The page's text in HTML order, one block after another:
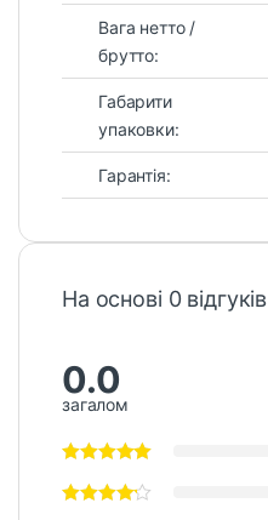
Вага нетто /
брутто:
Габарити
упаковки:
Гарантія:
На основі 0 відгуків
0.0
загалом